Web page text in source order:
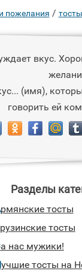
пожелания / тосты
вкус.
(имя),
говорить ей
Разделы
Армянские тосты
Грузинские тосты
За нас мужики!
Лучшие тосты на